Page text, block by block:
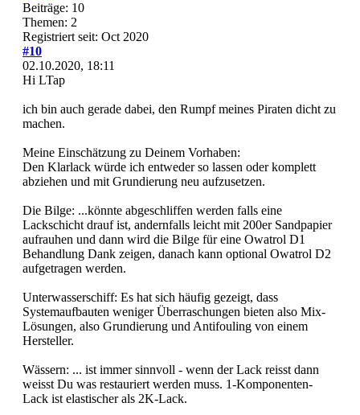
Beiträge: 10
Themen: 2
Registriert seit: Oct 2020
#10
02.10.2020, 18:11
Hi LTap
ich bin auch gerade dabei, den Rumpf meines Piraten dicht zu
machen.
Meine Einschätzung zu Deinem Vorhaben:
Den Klarlack würde ich entweder so lassen oder komplett
abziehen und mit Grundierung neu aufzusetzen.
Die Bilge: ...könnte abgeschliffen werden falls eine
Lackschicht drauf ist, andernfalls leicht mit 200er Sandpapier
aufrauhen und dann wird die Bilge für eine Owatrol D1
Behandlung Dank zeigen, danach kann optional Owatrol D2
aufgetragen werden.
Unterwasserschiff: Es hat sich häufig gezeigt, dass
Systemaufbauten weniger Überraschungen bieten also Mix-
Lösungen, also Grundierung und Antifouling von einem
Hersteller.
Wässern: ... ist immer sinnvoll - wenn der Lack reisst dann
weisst Du was restauriert werden muss. 1-Komponenten-
Lack ist elastischer als 2K-Lack.